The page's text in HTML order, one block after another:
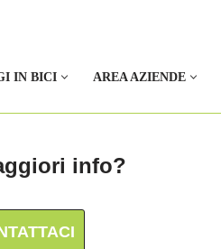
IN BICI AREA AZIENDE
info?